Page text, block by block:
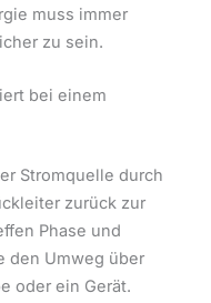
muss immer
zu sein.
bei einem
Stromquelle durch
zurück zur
Phase und
den Umweg über
oder ein Gerät.